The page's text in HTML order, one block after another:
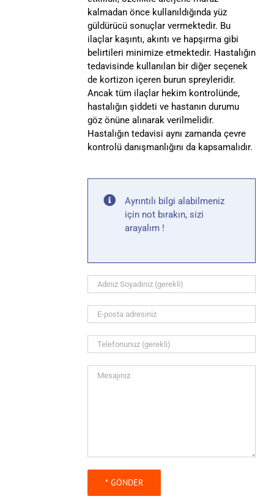
kalmadan önce kullanıldığında yüz
güldürücü sonuçlar vermektedir. Bu
ilaçlar kaşıntı, akıntı ve hapşırma gibi
belirtileri minimize etmektedir. Hastalığın
tedavisinde kullanılan bir diğer seçenek
de kortizon içeren burun spreyleridir.
Ancak tüm ilaçlar hekim kontrolünde,
hastalığın şiddeti ve hastanın durumu
göz önüne alınarak verilmelidir.
Hastalığın tedavisi aynı zamanda çevre
kontrolü danışmanlığını da kapsamalıdır.
Ayrıntılı bilgi alabilmeniz
için not bırakın, sizi
arayalım !